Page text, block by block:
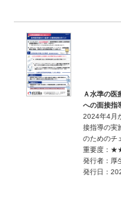
Ａ水準の医
への面接指
2024年4月
接指導の実
のためのチ
重要度：
発行者：厚
発行日：